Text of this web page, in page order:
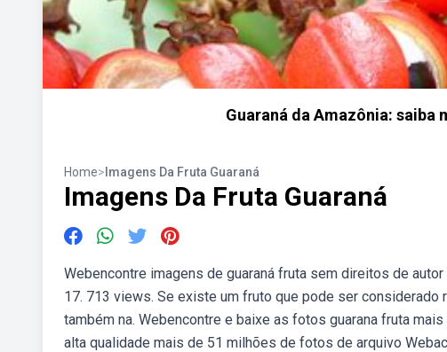
Guaraná da Amazônia:
Home> Imagens Da Fruta Guaraná
Imagens Da Fruta Guaraná
Webencontre imagens de guaraná fruta sem direitos de
17. 713 views. Se existe um fruto que pode ser considerado
também na. Webencontre e baixe as fotos guarana fruta
alta qualidade mais de 51 milhões de fotos de arquivo